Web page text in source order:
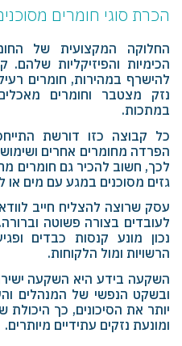
הכרת סוגי חומרים
החלוקה המקצועית של
הכימיות והפיזיקליות שלהם.
להישרף במהירות, חומרים
נזק מצטבר וחומרים
במתכות.
כל קבוצה כזו דורשת
הפרדה מחומרים אחרים
לכך, חשוב להכיר גם חומרים
גזים מסוכנים במגע עם מים או
עסק שרוצה להצליח חייב
לעובדים בצורה פשוטה
נכון מונע קנסות כבדים
הרשויות ומול הלקוחות.
השקעה בידע היא השקעה
ובשקט הנפשי של המנהלים
יותר את הסיכונים, כך
ומונעת נזקים עתידיים מיותרים.